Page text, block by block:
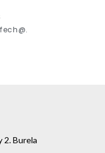
2. Burela